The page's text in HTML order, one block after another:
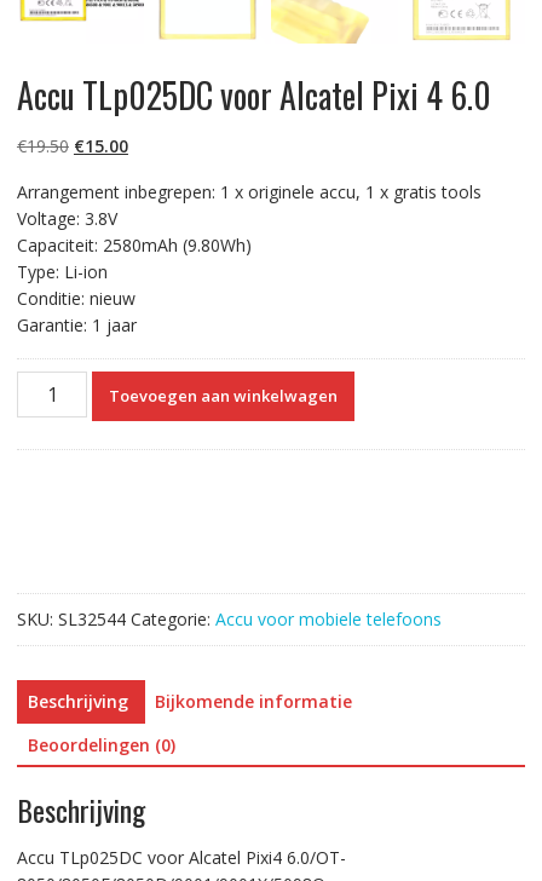
Accu TLp025DC voor Alcatel Pixi 4 6.0
€19.50 Oorspronkelijke
was:
€19.50.
€15.00Huidige
is:
Arrangement inbegrepen: 1 x originele accu, 1 x gratis tools
Voltage: 3.8V
Capaciteit: 2580mAh (9.80Wh)
Type: Li-ion
Conditie: nieuw
Garantie: 1 jaar
Accu
TLp025DC
Toevoegen aan winkelwagen
SKU: SL32544 Categorie: Accu voor mobiele telefoons
Beschrijving
Bijkomende informatie
Beoordelingen (0)
Beschrijving
Accu TLp025DC voor Alcatel Pixi4 6.0/OT-